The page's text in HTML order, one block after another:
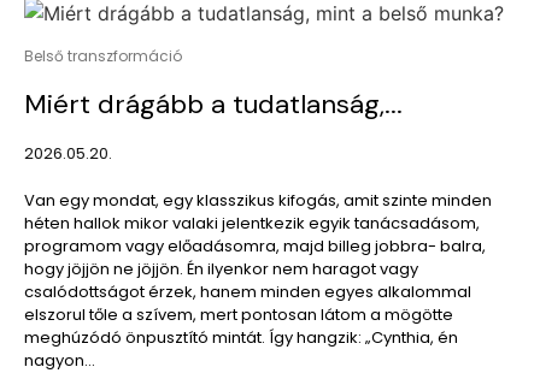
Belső transzformáció
Miért drágább a tudatlanság,...
2026.05.20.
Van egy mondat, egy klasszikus kifogás, amit szinte minden
héten hallok mikor valaki jelentkezik egyik tanácsadásom,
programom vagy előadásomra, majd billeg jobbra- balra,
hogy jöjjön ne jöjjön. Én ilyenkor nem haragot vagy
csalódottságot érzek, hanem minden egyes alkalommal
elszorul tőle a szívem, mert pontosan látom a mögötte
meghúzódó önpusztító mintát. Így hangzik: „Cynthia, én
nagyon...